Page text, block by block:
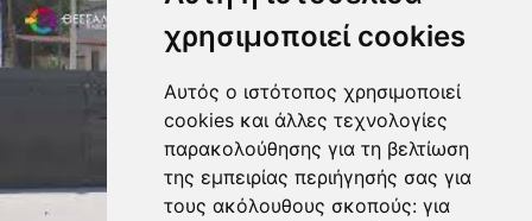
χρησιμοποιεί cookies
Αυτός ο ιστότοπος χρησιμοποιεί
cookies και άλλες τεχνολογίες
παρακολούθησης για τη βελτίωση
της εμπειρίας περιήγησής σας για
τους ακόλουθους σκοπούς: για